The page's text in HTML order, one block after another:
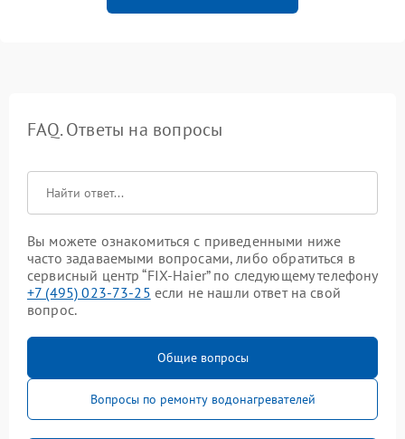
FAQ. Ответы на вопросы
Вы можете ознакомиться с приведенными ниже
часто задаваемыми вопросами, либо обратиться в
сервисный центр “FIX-Haier” по следующему телефону
+7 (495) 023-73-25 если не нашли ответ на свой
вопрос.
Общие вопросы
Вопросы по ремонту водонагревателей